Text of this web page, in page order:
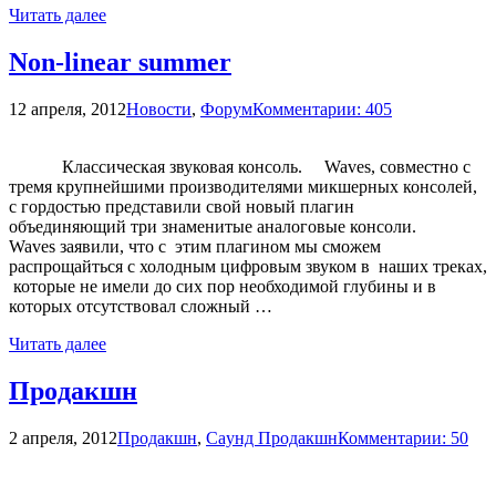
Читать далее
Non-linear summer
12 апреля, 2012Новости, ФорумКомментарии: 405
Классическая звуковая консоль. Waves, совместно с
тремя крупнейшими производителями микшерных консолей,
с гордостью представили свой новый плагин
объединяющий три знаменитые аналоговые консоли.
Waves заявили, что с этим плагином мы сможем
распрощайться с холодным цифровым звуком в наших треках,
которые не имели до сих пор необходимой глубины и в
которых отсутствовал сложный …
Читать далее
Пpoдaкшн
2 апреля, 2012Продакшн, Сayнд ПpoдaкшнКомментарии: 50